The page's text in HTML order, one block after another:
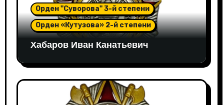
Орден "Суворова" 3-й степени
Орден «Кутузова» 2-й степени
Хабаров Иван Канатьевич